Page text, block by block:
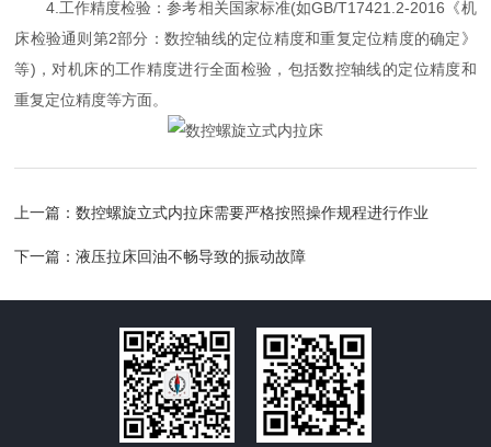
4.工作精度检验：参考相关国家标准(如GB/T17421.2-2016《机
床检验通则第2部分：数控轴线的定位精度和重复定位精度的确定》
等)，对机床的工作精度进行全面检验，包括数控轴线的定位精度和
重复定位精度等方面。
上一篇：数控螺旋立式内拉床需要严格按照操作规程进行作业
下一篇：液压拉床回油不畅导致的振动故障